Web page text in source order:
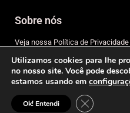
Sobre nós
Veja nossa Política de Privacidade
Copyright
Expediente
© 2026 IVAN MALDONADO
Utilizamos cookies para lhe
no nosso site. Você pode
estamos usando em
Ok! Entendi Close GDPR